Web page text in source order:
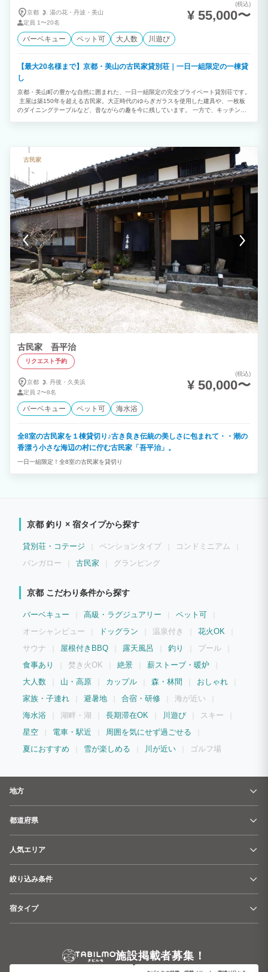
京都 湯の花・ 丹波・ 美山
定員 1〜20名
(税込)
¥ 55,000〜
バーベキュー ペット可 大人数 川遊び
【最大20名様まで】京都・美山の古民家貸別荘｜一日一組限定の一棟貸
し
京都・美山町の豊かな自然に囲まれた、一日一組限定の完全プライベート貸別荘です。
主屋は築150年を超える古民家。大正時代のゆらぎガラスを使用した建具や、一枚板
のダイニングテーブルなど、昔ながらの趣を今に残しています。 一方で、キッチンや
ん、三世代旅行、グループ旅行、女子会、ゼミ合宿など、さまざまなシーンでゆったり
とした時間をお過ごしください。
古民家
古民家 吾平治
リクエスト予約
京都 丹後・ 久美浜
定員 2〜8名
(税込)
¥ 50,000〜
バーベキュー ペット可 海水浴
全8室の古民家を１棟貸切り♪古き良き伝統の美しさに包まれて・・潮の
香漂う小さな海辺の村に佇む古民家「吾平治」。
一日一組限定！全8室の古民家を貸切り
京都 釣り × 宿タイプから探す
貸別荘・コテージ ペンションタイプ
コンドミニアム
バンガロー
古民家 グランピング
京都 こだわり条件から探す
バーベキュー 高級・ラグジュアリー
ペット可
オーシャンビュー
ドッグラン 温泉付き
花火OK
サウナ
屋根付きBBQ 露天風呂 釣り
プール
食事あり
焚き火OK 絶景
薪ストーブ・暖炉
大人数
山・高原 カップル 森・林間
おしゃれ
家族・子連れ
避暑地 合宿・研修
海が近い
海水浴
湖畔・湖 長期滞在OK 川遊び
スキー
星空
電車・駅近
周囲を気にせず過ごせる
夏におすすめ
雪が楽しめる 川が近い ゴルフ場
地方
都道府県
人気エリア
絞り込み条件
宿タイプ
施設掲載者募集！